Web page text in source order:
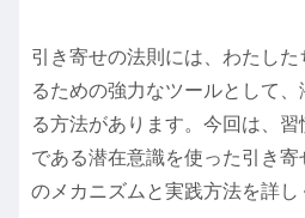
引き寄せの法則には、わたし
るための強力なツールとして
る方法があります。今回は、
である潜在意識を使った引き
のメカニズムと実践方法を詳し